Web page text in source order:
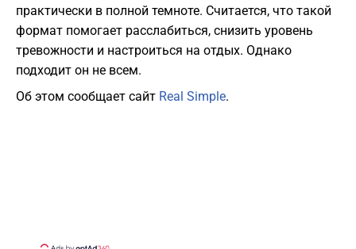
практически в полной темноте. Считается, что такой
формат помогает расслабиться, снизить уровень
тревожности и настроиться на отдых. Однако
подходит он не всем.
Об этом сообщает сайт Real Simple.